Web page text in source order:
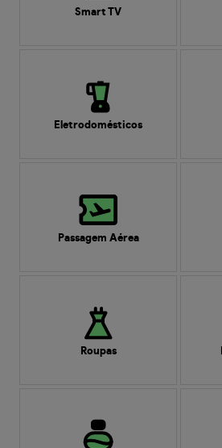
Smart TV
Eletrodomésticos
Passagem Aérea
Roupas